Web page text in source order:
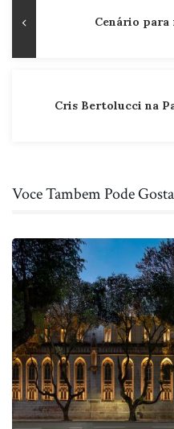
de
Post
Publicação
Cenário para
Cris Bertolucci na
Voce Tambem Pode